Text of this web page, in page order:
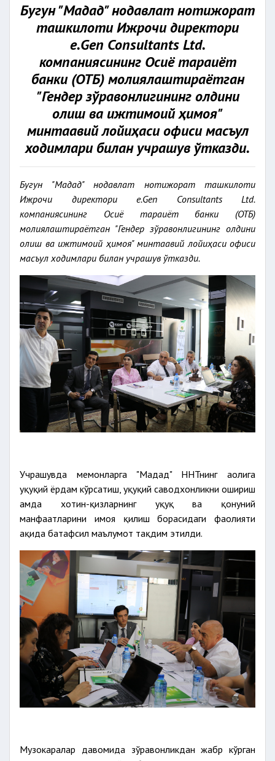
Бугун "Мадад" нодавлат нотижорат
ташкилоти Ижрочи директори
e.Gen Consultants Ltd.
компаниясининг Осиё тараққиёт
банки (ОТБ) молиялаштираётган
"Гендер зўравонлигининг олдини
олиш ва ижтимоий ҳимоя"
минтақавий лойиҳаси офиси масъул
ходимлари билан учрашув ўтказди.
Бугун "Мадад" нодавлат нотижорат ташкилоти
Ижрочи директори e.Gen Consultants Ltd.
компаниясининг Осиё тараққиёт банки (ОТБ)
молиялаштираётган "Гендер зўравонлигининг олдини
олиш ва ижтимоий ҳимоя" минтақавий лойиҳаси офиси
масъул ходимлари билан учрашув ўтказди.
Учрашувда меҳмонларга "Мадад" ННТнинг аҳолига
ҳуқуқий ёрдам кўрсатиш, ҳуқуқий саводхонликни ошириш
ҳамда хотин-қизларнинг ҳуқуқ ва қонуний
манфаатларини ҳимоя қилиш борасидаги фаолияти
ҳақида батафсил маълумот тақдим этилди.
Музокаралар давомида зўравонликдан жабр кўрган